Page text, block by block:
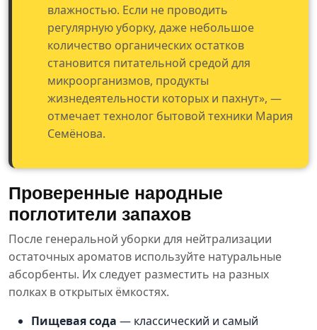
влажностью. Если не проводить
регулярную уборку, даже небольшое
количество органических остатков
становится питательной средой для
микроорганизмов, продукты
жизнедеятельности которых и пахнут», —
отмечает технолог бытовой техники Мария
Семёнова.
Проверенные народные
поглотители запахов
После генеральной уборки для нейтрализации
остаточных ароматов используйте натуральные
абсорбенты. Их следует разместить на разных
полках в открытых ёмкостях.
Пищевая сода — классический и самый